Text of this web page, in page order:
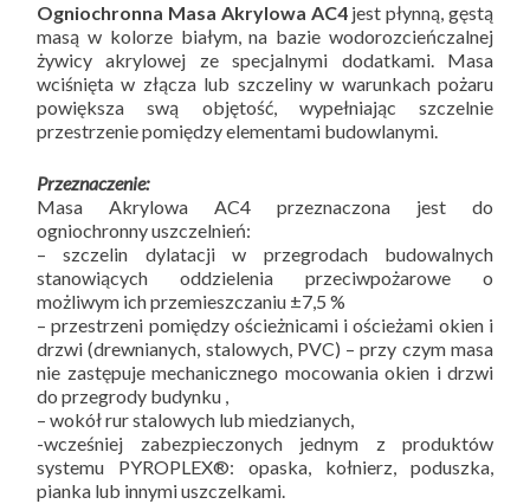
Ogniochronna Masa Akrylowa AC4jest płynną, gęstą
masą w kolorze białym, na bazie wodorozcieńczalnej
żywicy akrylowej ze specjalnymi dodatkami. Masa
wciśnięta w złącza lub szczeliny w warunkach pożaru
powiększa swą objętość, wypełniając szczelnie
przestrzenie pomiędzy elementami budowlanymi.
Przeznaczenie:
Masa Akrylowa AC4 przeznaczona jest do
ogniochronny uszczelnień:
– szczelin dylatacji w przegrodach budowalnych
stanowiących oddzielenia przeciwpożarowe o
możliwym ich przemieszczaniu ±7,5 %
– przestrzeni pomiędzy ościeżnicami i ościeżami okien i
drzwi (drewnianych, stalowych, PVC) – przy czym masa
nie zastępuje mechanicznego mocowania okien i drzwi
do przegrody budynku ,
– wokół rur stalowych lub miedzianych,
-wcześniej zabezpieczonych jednym z produktów
systemu PYROPLEX®: opaska, kołnierz, poduszka,
pianka lub innymi uszczelkami.